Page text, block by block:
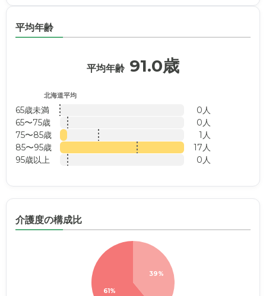
平均年齢
平均年齢 91.0歳
北海道平均
65歳未満
0人
65〜75歳
0人
75〜85歳
1人
85〜95歳
17人
95歳以上
0人
介護度の構成比
39%
61%